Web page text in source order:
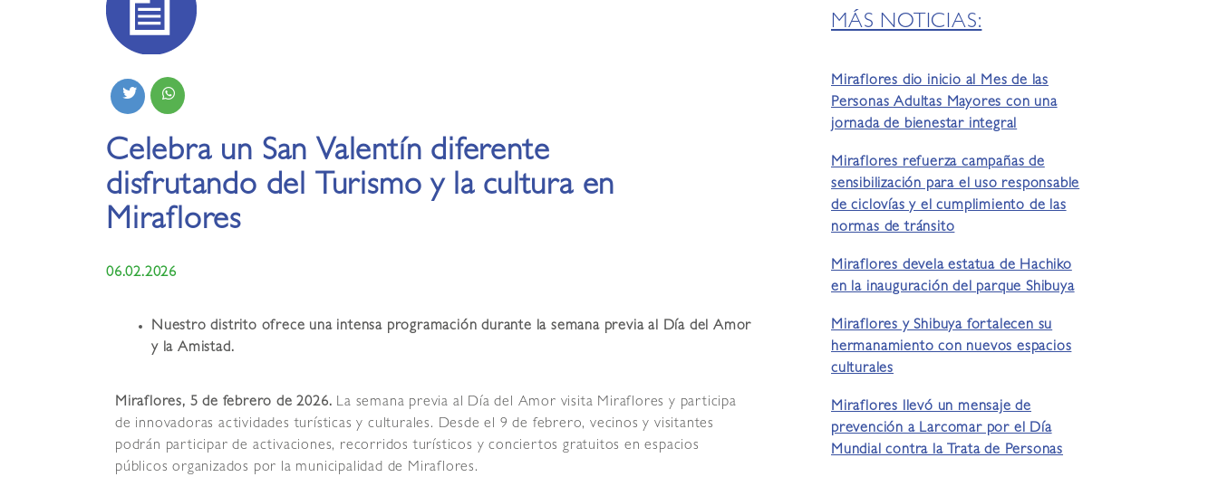
Celebra un San Valentín diferente
disfrutando del Turismo y la cultura en
Miraflores
06.02.2026
Nuestro distrito ofrece una intensa programación durante la semana previa al Día del Amor
y la Amistad.
Miraflores, 5 de febrero de 2026. La semana previa al Día del Amor visita Miraflores y participa
de innovadoras actividades turísticas y culturales. Desde el 9 de febrero, vecinos y visitantes
podrán participar de activaciones, recorridos turísticos y conciertos gratuitos en espacios
públicos organizados por la municipalidad de Miraflores.
MÁS NOTICIAS:
Miraflores dio inicio al Mes de las
Personas Adultas Mayores con una
jornada de bienestar integral
Miraflores refuerza campañas de
sensibilización para el uso responsable
de ciclovías y el cumplimiento de las
normas de tránsito
Miraflores devela estatua de Hachiko
en la inauguración del parque Shibuya
Miraflores y Shibuya fortalecen su
hermanamiento con nuevos espacios
culturales
Miraflores llevó un mensaje de
prevención a Larcomar por el Día
Mundial contra la Trata de Personas